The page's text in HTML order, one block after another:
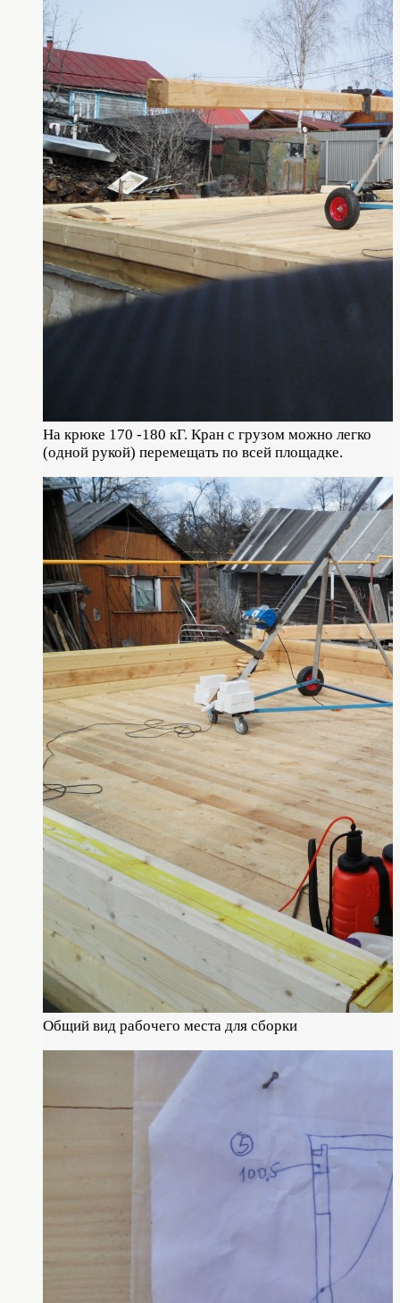
На крюке 170 -180 кГ. Кран с грузом можно легко
(одной рукой) перемещать по всей площадке.
Общий вид рабочего места для сборки